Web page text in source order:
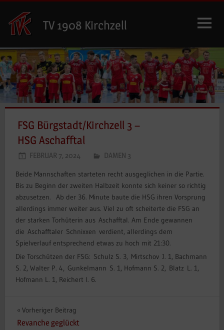
Inhalt
springen
TV 1908 Kirchzell
FSG Bürgstadt/Kirchzell 3 –
HSG Aschafftal
FEBRUAR 7, 2024 DAMEN 3
Beide Mannschaften starteten recht ausgeglichen in die Partie.
Bis zu Beginn der zweiten Halbzeit konnte sich keiner so richtig
abzusetzen. Ab der 36. Minute baute die HSG ihren Vorsprung
allerdings immer weiter aus. Viel zu oft scheiterte die FSG an
der starken Torhüterin aus Aschafftal. Am Ende gewannen
die Aschafftaler Schnixxen verdient, allerdings dem
Spielverlauf entsprechend etwas zu hoch mit 21:30.
Die Torschützen der FSG: Schulz S. 3, Mirtschov J. 1, Bachmann
S. 2, Walter P. 4, Gunkelmann S. 1, Hofmann S. 2, Blatz L. 1,
Hofmann L. 1, Reichert I. 6.
Beitragsnavigation
Vorheriger Beitrag
Revanche geglückt